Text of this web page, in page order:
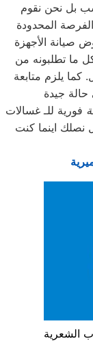
بل نحن نقوم
المحدودة
صيانة الأجهزة
ما تطلبونه من
كما يلزم متابعة
فورية للـ غسالات
نصلك اينما كنت
الشعرية